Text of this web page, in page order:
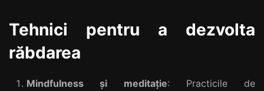
Tehnici pentru a dezvolta
răbdarea
Mindfulness și meditație: Practicile de